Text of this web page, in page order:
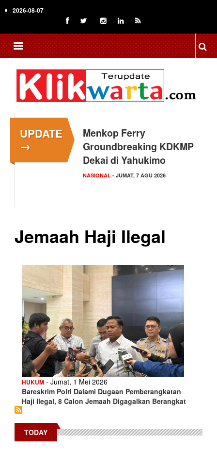
to
content
2026-08-07
UPDATE
→
Menkop Ferry
Groundbreaking KDKMP
Dekai di Yahukimo
NASIONAL - JUMAT, 7 AGU 2026
Jemaah Haji Ilegal
HUKUM - Jumat, 1 Mei 2026
Bareskrim Polri Dalami Dugaan Pemberangkatan
Haji Ilegal, 8 Calon Jemaah Digagalkan Berangkat
TODAY